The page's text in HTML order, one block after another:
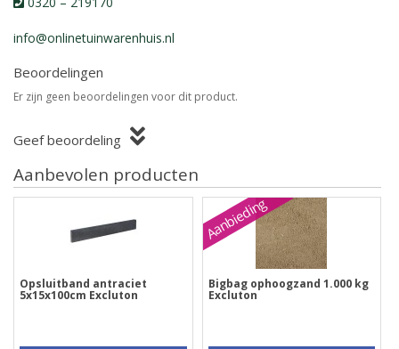
info@onlinetuinwarenhuis.nl
Beoordelingen
Er zijn geen beoordelingen voor dit product.
Geef beoordeling
Aanbevolen producten
Opsluitband antraciet
5x15x100cm Excluton
Aanbieding
Bigbag ophoogzand 1.000 kg
Excluton